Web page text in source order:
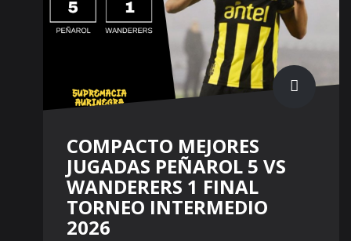
COMPACTO MEJORES
JUGADAS PEÑAROL 5 VS
WANDERERS 1 FINAL
TORNEO INTERMEDIO
2026